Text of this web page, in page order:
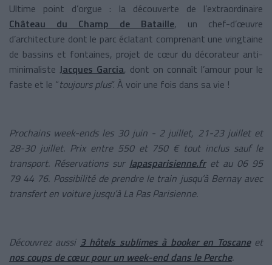
Ultime point d’orgue : la découverte de l’extraordinaire
Château du Champ de Bataille, un chef-d’œuvre
d’architecture dont le parc éclatant comprenant une vingtaine
de bassins et fontaines, projet de cœur du décorateur anti-
minimaliste Jacques Garcia, dont on connaît l’amour pour le
faste et le “toujours plus”. À voir une fois dans sa vie !
Prochains week-ends les 30 juin - 2 juillet, 21-23 juillet et
28-30 juillet. Prix entre 550 et 750 € tout inclus sauf le
transport. Réservations sur lapasparisienne.fret au 06 95
79 44 76. Possibilité de prendre le train jusqu’à Bernay avec
transfert en voiture jusqu’à La Pas Parisienne.
Découvrez aussi 3 hôtels sublimes à booker en Toscaneet
nos coups de cœur pour un week-end dans le Perche.